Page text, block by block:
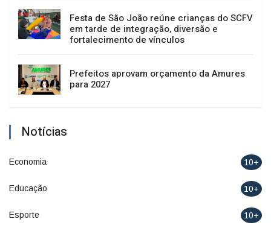
Festa de São João reúne crianças do SCFV
em tarde de integração, diversão e
fortalecimento de vínculos
Prefeitos aprovam orçamento da Amures
para 2027
Notícias
Economia 10+
Educação 10+
Esporte 10+